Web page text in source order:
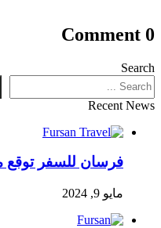
تصفّح
0 Comment
Search
Recent News
فرسان للسفر توقع
مايو 9, 2024